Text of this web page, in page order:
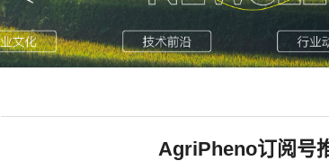
AgriPheno订阅号